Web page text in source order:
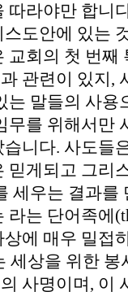
따라야만 합니
도안에 있는
교회의 첫 번
관련이 있지,
는 말들의 사
무를 위해서만
니다. 사도들
믿게되고 그리
세우는 결과를
라는 단어족에
에 매우 밀접
세상을 위한
사명이며, 이